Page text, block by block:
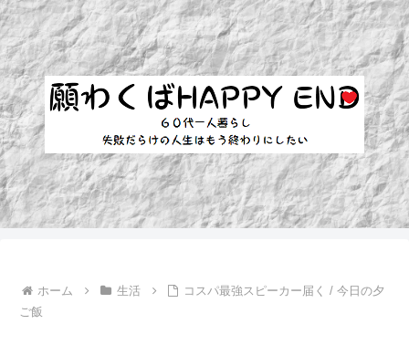
ホーム 生活
コスパ最強スピーカー届く / 今日の夕
ご飯